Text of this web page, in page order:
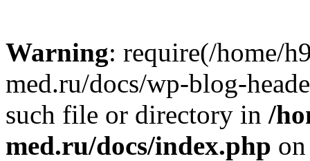
Warning: require(/home/
med.ru/docs/wp-blog-
such file or directory in /
med.ru/docs/index.php